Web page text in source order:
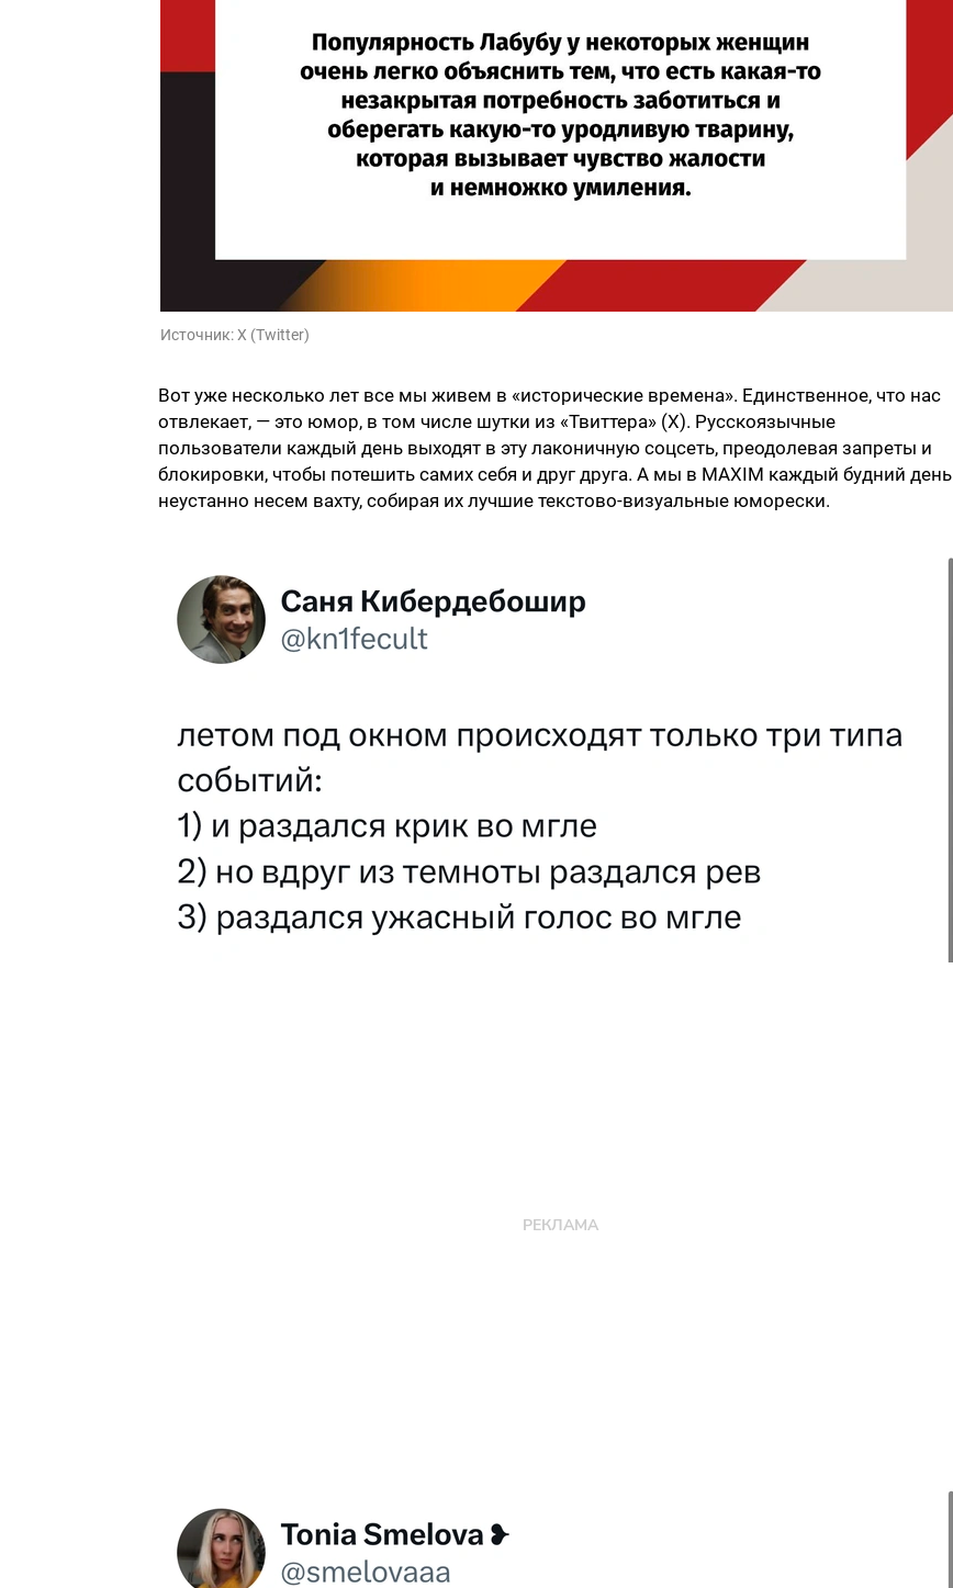
Источник:X (Twitter)
Вот уже несколько лет все мы живем в «исторические времена». Единственное, что нас
отвлекает, — это юмор, в том числе шутки из «Твиттера» (X). Русскоязычные
пользователи каждый день выходят в эту лаконичную соцсеть, преодолевая запреты и
блокировки, чтобы потешить самих себя и друг друга. А мы в MAXIM каждый будний день
неустанно несем вахту, собирая их лучшие текстово-визуальные юморески.